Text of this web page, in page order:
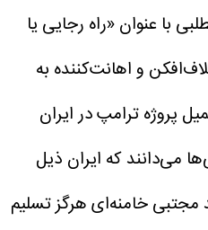
با عنوان «راه رجایی یا
و اهانت‌کننده به
پروژه ترامپ در ایران
می‌دانند که ایران ذیل
مجتبی خامنه‌ای هرگز تسلیم